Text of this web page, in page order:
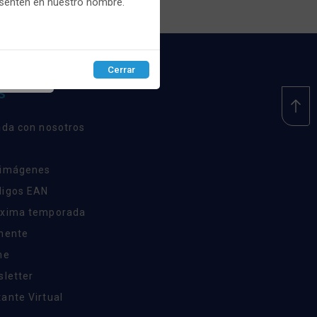
con nosotros
EAN
temporada
Virtual
Cerrar